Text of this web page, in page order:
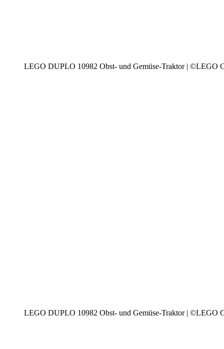
LEGO DUPLO 10982 Obst- und Gemüse-Traktor | ©LEGO
LEGO DUPLO 10982 Obst- und Gemüse-Traktor | ©LEGO